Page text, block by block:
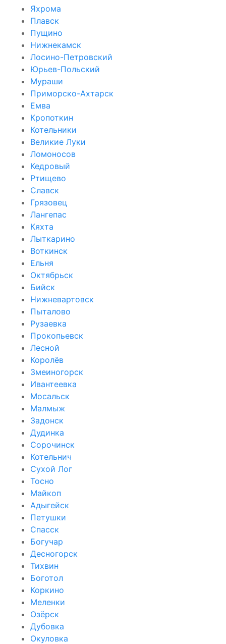
Яхрома
Плавск
Пущино
Нижнекамск
Лосино-Петровский
Юрьев-Польский
Мураши
Приморско-Ахтарск
Емва
Кропоткин
Котельники
Великие Луки
Ломоносов
Кедровый
Ртищево
Славск
Грязовец
Лангепас
Кяхта
Лыткарино
Воткинск
Ельня
Октябрьск
Бийск
Нижневартовск
Пыталово
Рузаевка
Прокопьевск
Лесной
Королёв
Змеиногорск
Ивантеевка
Мосальск
Малмыж
Задонск
Дудинка
Сорочинск
Котельнич
Сухой Лог
Тосно
Майкоп
Адыгейск
Петушки
Спасск
Богучар
Десногорск
Тихвин
Боготол
Коркино
Меленки
Озёрск
Дубовка
Окуловка